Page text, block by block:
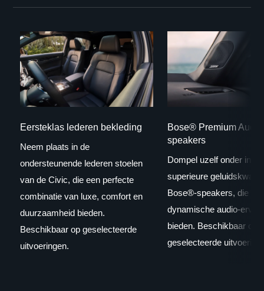
Eersteklas lederen bekleding
Neem plaats in de
ondersteunende lederen stoelen
van de Civic, die een perfecte
combinatie van luxe, comfort en
duurzaamheid bieden.
Beschikbaar op geselecteerde
uitvoeringen.
Bose® Premium
speakers
Dompel uzelf onder in de
superieure
Bose®-speakers, die
dynamische audio-
bieden. Beschikbaar op
geselecteerde